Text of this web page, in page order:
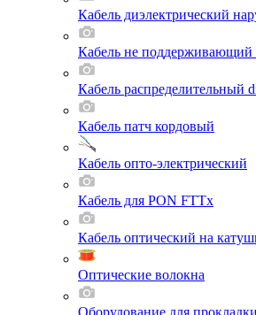
Кабель диэлектрический
Кабель не поддерживающий
Кабель распределительный
Кабель патч кордовый
Кабель опто-электрический
Кабель для PON FTTx
Кабель оптический на
Оптические волокна
Оборудование для